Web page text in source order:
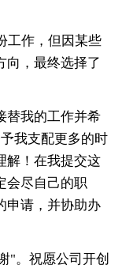
工作，但因某些
向，最终选择了
替我的工作并希
我支配更多的时
解！在我提交这
会尽自己的职
申请，并协助办
"。祝愿公司开创